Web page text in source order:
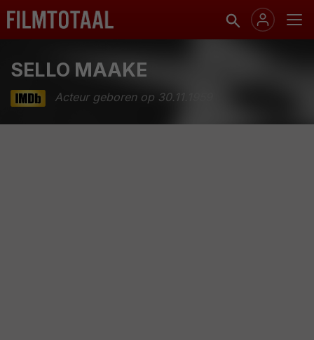
SELLO MAAKE
Acteur geboren op 30.11.1959